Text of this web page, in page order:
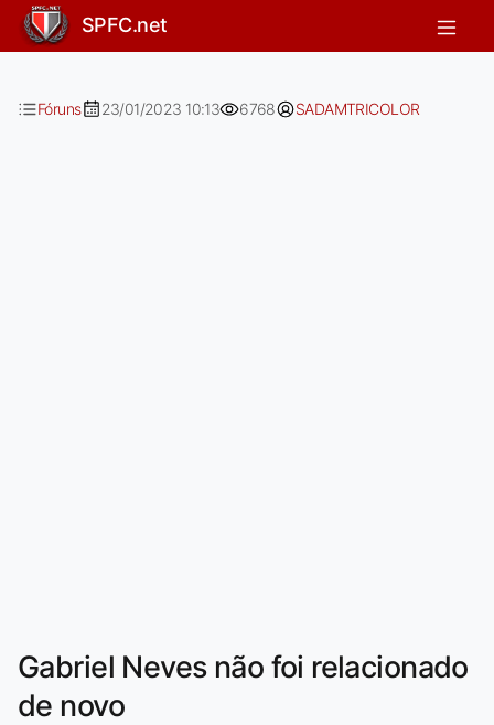
Gabriel Neves não foi relacionado
SPFC.net
Fóruns 23/01/2023 10:13 6768 SADAMTRICOLOR
Gabriel Neves não foi relacionado
de novo